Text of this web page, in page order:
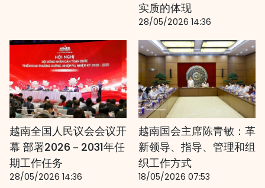
实质的体现
28/05/2026 14:36
越南全国人民议会会议开
幕 部署2026－2031年任
期工作任务
28/05/2026 14:36
越南国会主席陈青敏：革
新领导、指导、管理和组
织工作方式
18/05/2026 07:53